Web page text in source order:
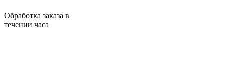
Обработка заказа в
течении часа